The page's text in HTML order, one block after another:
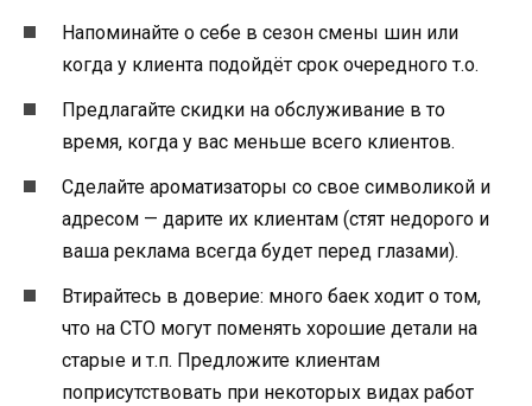
Напоминайте о себе в сезон смены шин или
когда у клиента подойдёт срок очередного т.о.
Предлагайте скидки на обслуживание в то
время, когда у вас меньше всего клиентов.
Сделайте ароматизаторы со свое символикой и
адресом — дарите их клиентам (стят недорого и
ваша реклама всегда будет перед глазами).
Втирайтесь в доверие: много баек ходит о том,
что на СТО могут поменять хорошие детали на
старые и т.п. Предложите клиентам
поприсутствовать при некоторых видах работ